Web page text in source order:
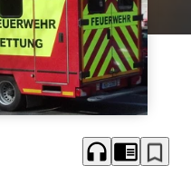
headphones chrome_reader_mode bookmark_border